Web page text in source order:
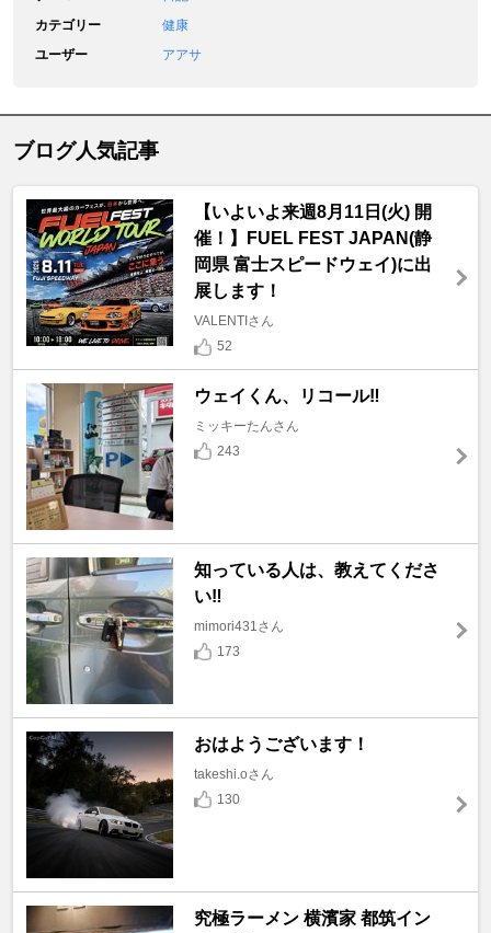
カテゴリー
健康
ユーザー
アアサ
ブログ人気記事
【いよいよ来週8月11日(火) 開
催！】FUEL FEST JAPAN(静
岡県 富士スピードウェイ)に出
展します！
VALENTIさん
52
ウェイくん、リコール‼️
ミッキーたんさん
243
知っている人は、教えてくださ
い‼️
mimori431さん
173
おはようございます！
takeshi.oさん
130
究極ラーメン 横濱家 都筑イン